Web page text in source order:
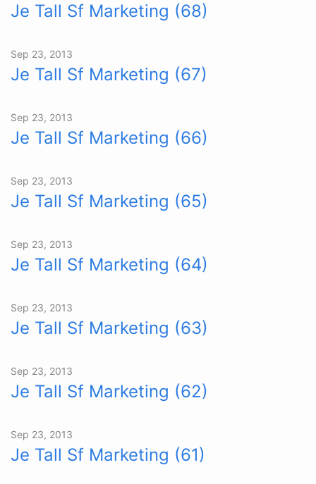
Je Tall Sf Marketing (68)
Sep 23, 2013
Je Tall Sf Marketing (67)
Sep 23, 2013
Je Tall Sf Marketing (66)
Sep 23, 2013
Je Tall Sf Marketing (65)
Sep 23, 2013
Je Tall Sf Marketing (64)
Sep 23, 2013
Je Tall Sf Marketing (63)
Sep 23, 2013
Je Tall Sf Marketing (62)
Sep 23, 2013
Je Tall Sf Marketing (61)